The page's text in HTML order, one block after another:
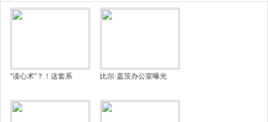
“读心术”？！这套系 比尔·盖茨办公室曝光